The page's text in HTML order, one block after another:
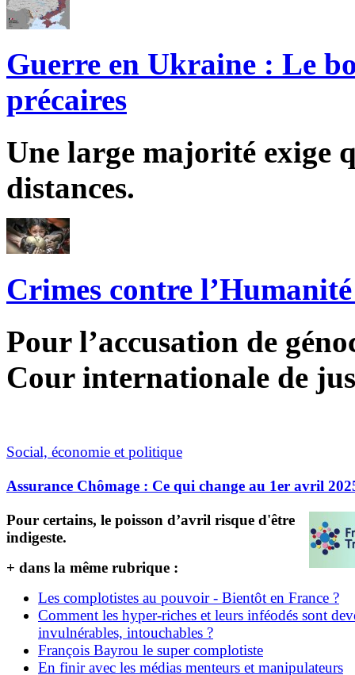
Guerre en Ukraine : Le
précaires
Une large majorité exige
distances.
Crimes contre
Pour l’accusation de
Cour internationale de
Social, économie et politique
Assurance Chômage : Ce qui change au 1er avril
Pour certains, le poisson d’avril risque d'être
indigeste.
+ dans la même rubrique :
Les complotistes au pouvoir - Bientôt en France ?
Comment les hyper-riches et leurs inféodés sont
invulnérables, intouchables ?
François Bayrou le super complotiste
En finir avec les médias menteurs et manipulateurs